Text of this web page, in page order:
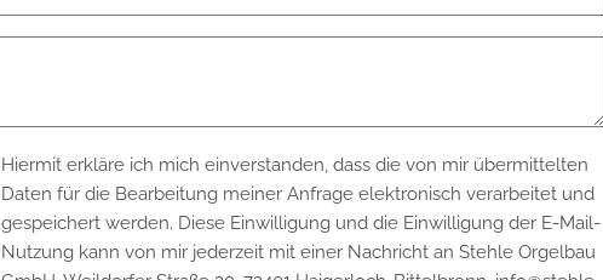
Hiermit erkläre ich mich einverstanden, dass die von mir übermittelten
Daten für die Bearbeitung meiner Anfrage elektronisch verarbeitet und
gespeichert werden. Diese Einwilligung und die Einwilligung der E-Mail-
Nutzung kann von mir jederzeit mit einer Nachricht an Stehle Orgelbau